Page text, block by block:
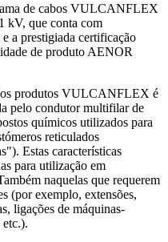
de cabos VULCANFLEX
que conta com
a prestigiada certificação
de produto AENOR
produtos VULCANFLEX é
pelo condutor multifilar de
químicos utilizados para
reticulados
Estas características
para utilização em
naquelas que requerem
(por exemplo, extensões,
ligações de máquinas-
etc.).